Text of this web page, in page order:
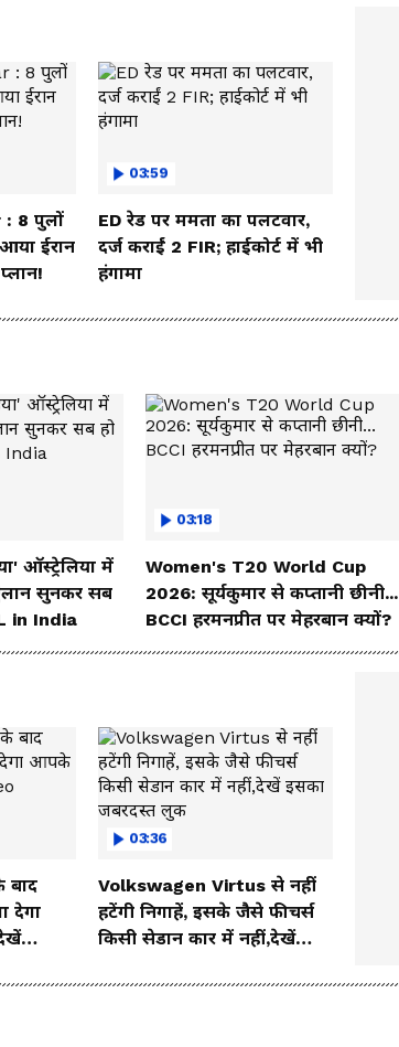
8 पुलों
ईरान
03:59
ED रेड पर ममता का पलटवार,
दर्ज कराईं 2 FIR; हाईकोर्ट में भी
हंगामा
ऑस्ट्रेलिया में
सुनकर सब
in India
03:18
Women's T20 World Cup
2026: सूर्यकुमार से कप्तानी छीनी...
BCCI हरमनप्रीत पर मेहरबान क्यों?
बाद
देगा
03:36
Volkswagen Virtus से नहीं
हटेंगी निगाहें, इसके जैसे फीचर्स
किसी सेडान कार में नहीं,देखें